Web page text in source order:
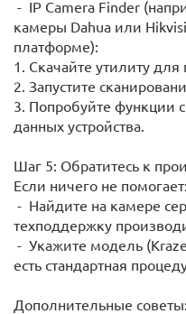
- IP Camera Finder
камеры Dahua или
платформе):
1. Скачайте утилиту для
2. Запустите
3. Попробуйте функции
данных устройства.
Шаг 5: Обратитесь к
Если ничего не помогает:
- Найдите на камере
техподдержку
- Укажите модель
есть стандартная
Дополнительные советы: